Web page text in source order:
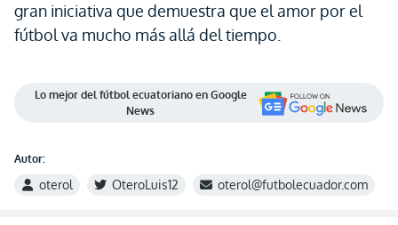
gran iniciativa que demuestra que el amor por el
fútbol va mucho más allá del tiempo.
Lo mejor del fútbol ecuatoriano en Google
News
Autor:
oterol OteroLuis12 oterol@futbolecuador.com